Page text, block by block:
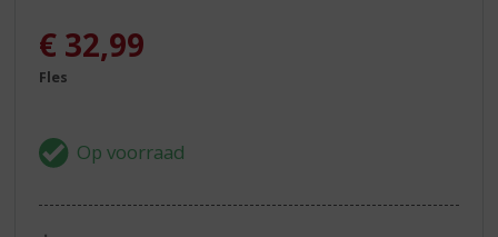
€ 32,99
Fles